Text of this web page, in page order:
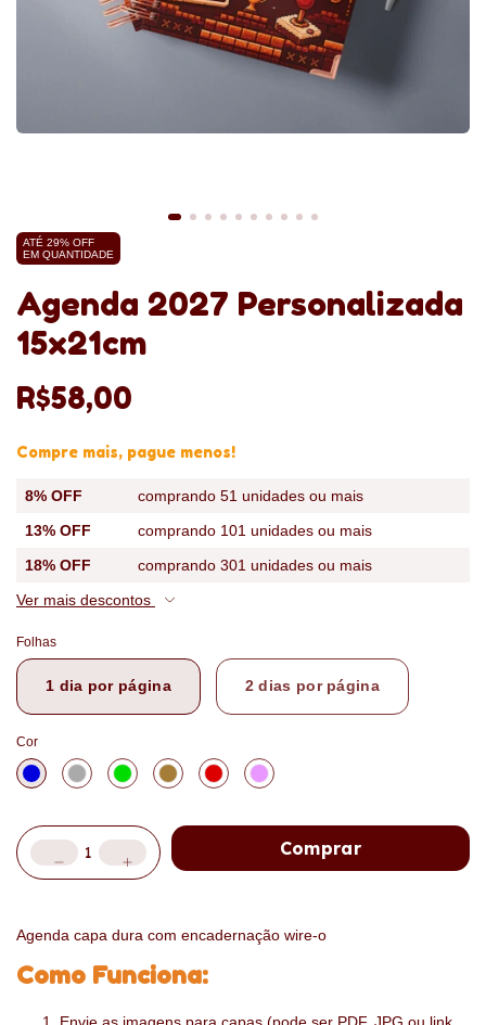
ATÉ 29% OFF
EM QUANTIDADE
Agenda 2027 Personalizada
15x21cm
R$58,00
Compre mais, pague menos!
8% OFF
comprando 51 unidades ou mais
13% OFF
comprando 101 unidades ou mais
18% OFF
comprando 301 unidades ou mais
Ver mais descontos
Folhas
1 dia por página 2 dias por página
Cor
Agenda capa dura com encadernação wire-o
Como Funciona:
Envie as imagens para capas (pode ser PDF, JPG ou link